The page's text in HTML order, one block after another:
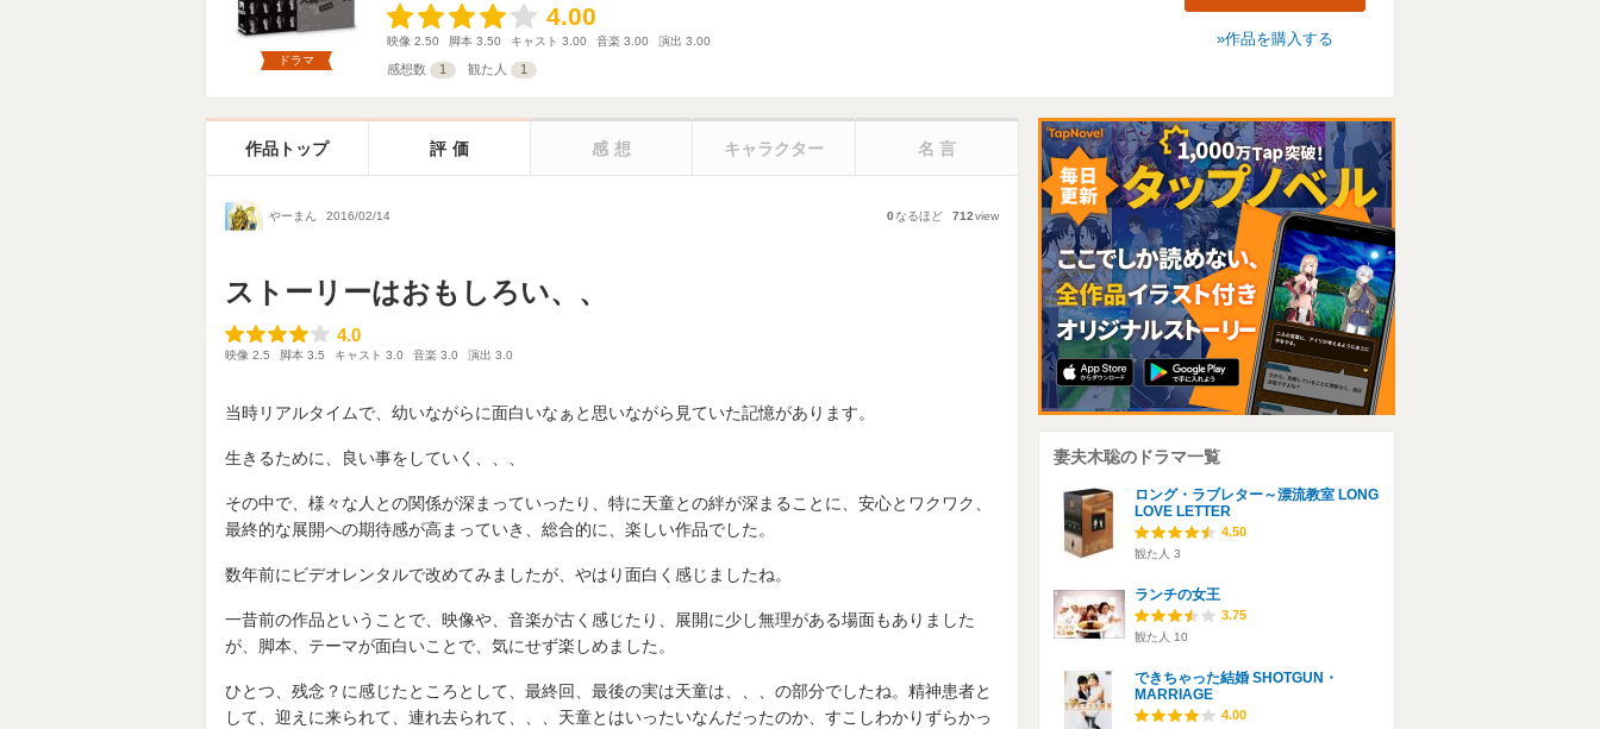
ドラマ
4.00
4.00
映像 2.50 脚本 3.50 キャスト 3.00 音楽 3.00 演出 3.00
感想数 1 観た人 1
作品を購入する
作品トップ 評価 感想 キャラクター 名言
やーまん 2016/02/14 0なるほど 712view
ストーリーはおもしろい、、
4.0
4.0
映像 2.5 脚本 3.5 キャスト 3.0 音楽 3.0 演出 3.0
当時リアルタイムで、幼いながらに面白いなぁと思いながら見ていた記憶があります。
生きるために、良い事をしていく、、、
その中で、様々な人との関係が深まっていったり、特に天童との絆が深まることに、安心とワクワク、
最終的な展開への期待感が高まっていき、総合的に、楽しい作品でした。
数年前にビデオレンタルで改めてみましたが、やはり面白く感じましたね。
一昔前の作品ということで、映像や、音楽が古く感じたり、展開に少し無理がある場面もありました
が、脚本、テーマが面白いことで、気にせず楽しめました。
ひとつ、残念？に感じたところとして、最終回、最後の実は天童は、、、の部分でしたね。 精神患者と
して、迎えに来られて、連れ去られて、、、天童とはいったいなんだったのか、すこしわかりずらかっ
妻夫木聡のドラマ一覧
ロング・ラブレター～漂流教室 LONG
LOVE LETTER
4.50
観た人 3
ランチの女王
3.75
観た人 10
できちゃった結婚 SHOTGUN・
MARRIAGE
4.00